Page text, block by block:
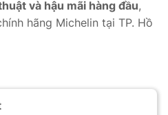
và hậu mãi hàng đầu,
hãng Michelin tại TP. Hồ